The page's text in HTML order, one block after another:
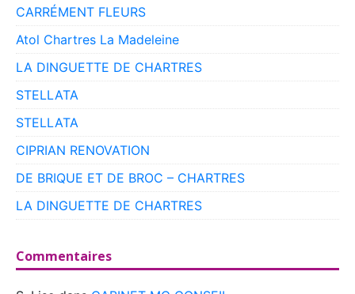
CARRÉMENT FLEURS
Atol Chartres La Madeleine
LA DINGUETTE DE CHARTRES
STELLATA
STELLATA
CIPRIAN RENOVATION
DE BRIQUE ET DE BROC – CHARTRES
LA DINGUETTE DE CHARTRES
Commentaires